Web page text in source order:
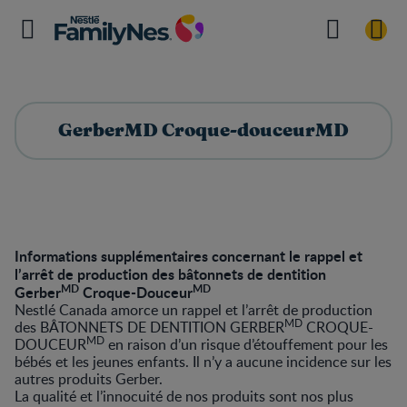
GerberMD Croque-douceurMD
Informations supplémentaires concernant le rappel et
l’arrêt de production des bâtonnets de dentition
GerberMD Croque-DouceurMD
Nestlé Canada amorce un rappel et l’arrêt de production
des BÂTONNETS DE DENTITION GERBERMD CROQUE-
DOUCEURMD en raison d’un risque d’étouffement pour les
bébés et les jeunes enfants. Il n’y a aucune incidence sur les
autres produits Gerber.
La qualité et l’innocuité de nos produits sont nos plus